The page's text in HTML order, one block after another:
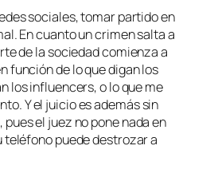
sociales, tomar partido en
En cuanto un crimen salta a
de la sociedad comienza a
función de lo que digan los
los influencers, o lo que me
Y el juicio es además sin
el juez no pone nada en
teléfono puede destrozar a